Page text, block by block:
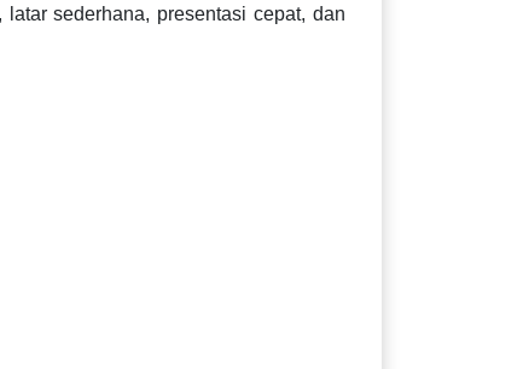
sederhana, presentasi cepat, dan